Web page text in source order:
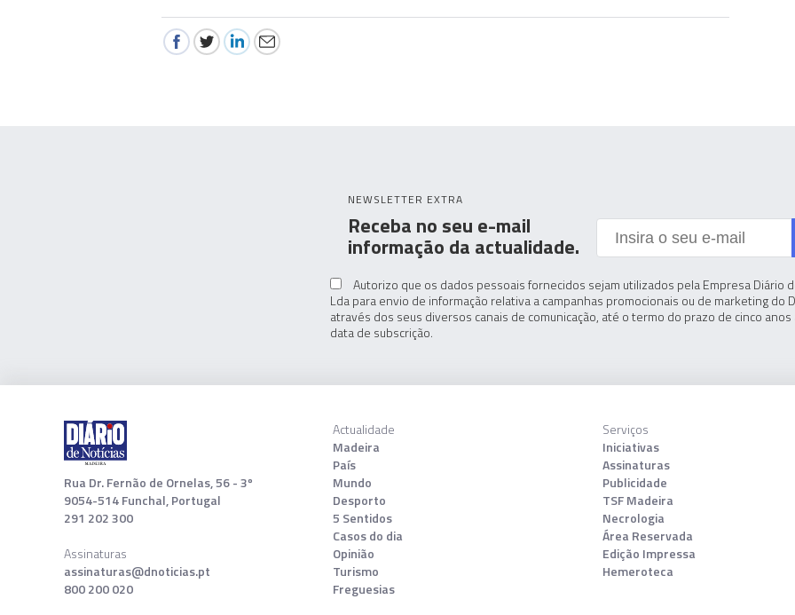
NEWSLETTER EXTRA
Receba no seu e-mail
informação da actualidade.
Autorizo que os dados pessoais fornecidos sejam utilizados pela Empresa Diário
Lda para envio de informação relativa a campanhas promocionais ou de marketing do
através dos seus diversos canais de comunicação, até o termo do prazo de cinco anos
data de subscrição.
Rua Dr. Fernão de Ornelas, 56 - 3º
9054-514 Funchal, Portugal
291 202 300
Assinaturas
assinaturas@dnoticias.pt
800 200 020
Actualidade
Madeira
País
Mundo
Desporto
5 Sentidos
Casos do dia
Opinião
Turismo
Freguesias
Serviços
Iniciativas
Assinaturas
Publicidade
TSF Madeira
Necrologia
Área Reservada
Edição Impressa
Hemeroteca